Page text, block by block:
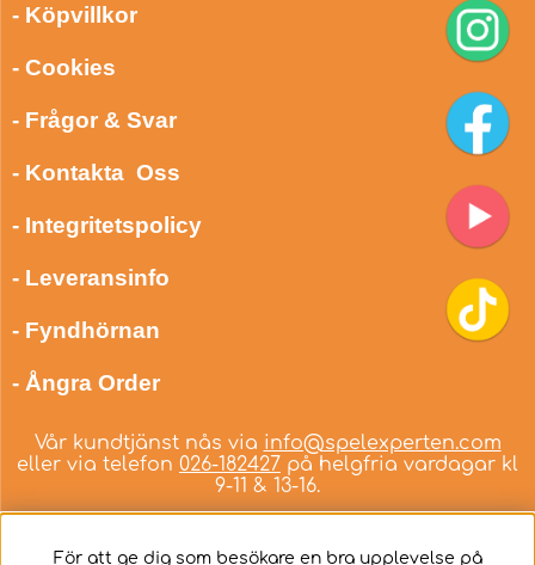
- Köpvillkor
- Cookies
- Frågor & Svar
- Kontakta Oss
- Integritetspolicy
- Leveransinfo
- Fyndhörnan
- Ångra Order
Vår kundtjänst nås via info@spelexperten.com
eller via telefon 026-182427 på helgfria vardagar kl
9-11 & 13-16.
För att ge dig som besökare en bra upplevelse på